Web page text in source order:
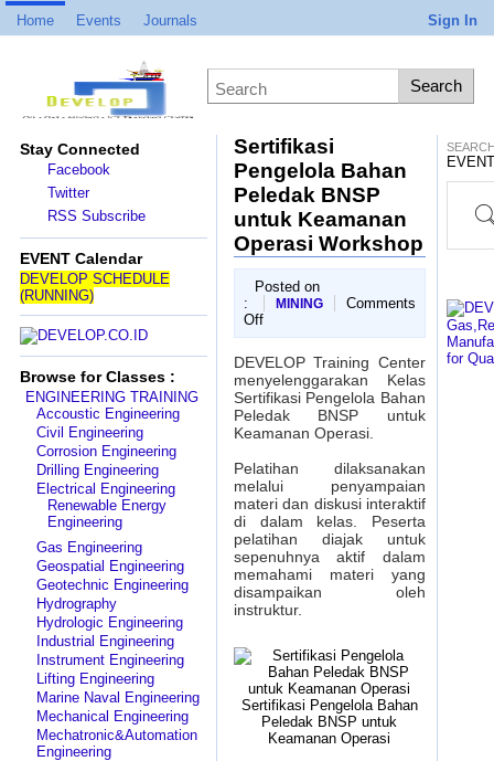
Home Events Journals Sign In
Stay Connected
Facebook
Twitter
RSS Subscribe
EVENT Calendar
DEVELOP SCHEDULE
(RUNNING)
Browse for Classes :
ENGINEERING TRAINING
Accoustic Engineering
Civil Engineering
Corrosion Engineering
Drilling Engineering
Electrical Engineering
Renewable Energy
Engineering
Gas Engineering
Geospatial Engineering
Geotechnic Engineering
Hydrography
Hydrologic Engineering
Industrial Engineering
Instrument Engineering
Lifting Engineering
Marine Naval Engineering
Mechanical Engineering
Mechatronic&Automation
Engineering
Sertifikasi
Pengelola Bahan
Peledak BNSP
untuk Keamanan
Operasi Workshop
Posted on
:
MINING
Comments
Offon
Sertifikasi
Bahan
Peledak
BNSP
untuk
Keamanan
Workshop
DEVELOP Training Center
menyelenggarakan Kelas
Sertifikasi Pengelola Bahan
Peledak BNSP untuk
Keamanan Operasi.
Pelatihan dilaksanakan
melalui penyampaian
materi dan diskusi interaktif
di dalam kelas. Peserta
pelatihan diajak untuk
sepenuhnya aktif dalam
memahami materi yang
disampaikan oleh
instruktur.
Sertifikasi Pengelola Bahan
Peledak BNSP untuk
Keamanan Operasi